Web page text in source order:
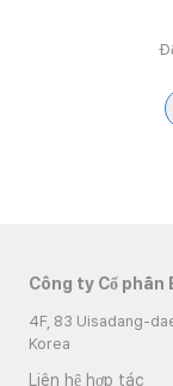
Công ty Cổ phần
4F, 83 Uisadang-
Korea
Liên hệ hợp tác